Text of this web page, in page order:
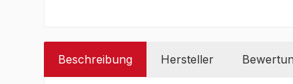
Beschreibung Hersteller